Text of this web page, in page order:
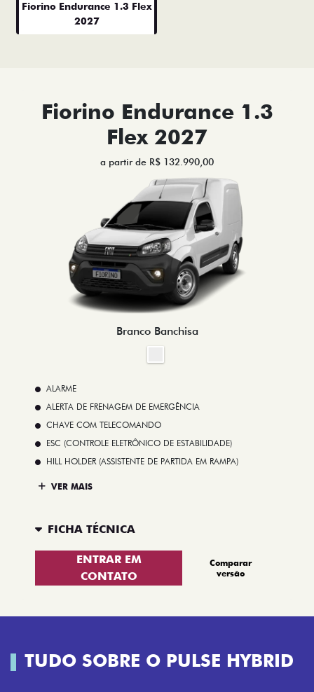
Fiorino Endurance 1.3 Flex
2027
Fiorino Endurance 1.3
Flex 2027
a partir de R$ 132.990,00
Branco Banchisa
ALARME
ALERTA DE FRENAGEM DE EMERGÊNCIA
CHAVE COM TELECOMANDO
ESC (CONTROLE ELETRÔNICO DE ESTABILIDADE)
HILL HOLDER (ASSISTENTE DE PARTIDA EM RAMPA)
VER MAIS
FICHA TÉCNICA
ENTRAR EM
CONTATO
Comparar
versão
TUDO SOBRE O PULSE HYBRID